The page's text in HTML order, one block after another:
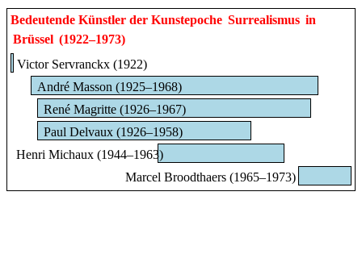
Bedeutende Künstler der Kunstepoche Surrealismus in
Brüssel (1922–1973)
Victor Servranckx (1922)
André Masson (1925–1968)
René Magritte (1926–1967)
Paul Delvaux (1926–1958)
Henri Michaux (1944–1963)
Marcel Broodthaers (1965–1973)